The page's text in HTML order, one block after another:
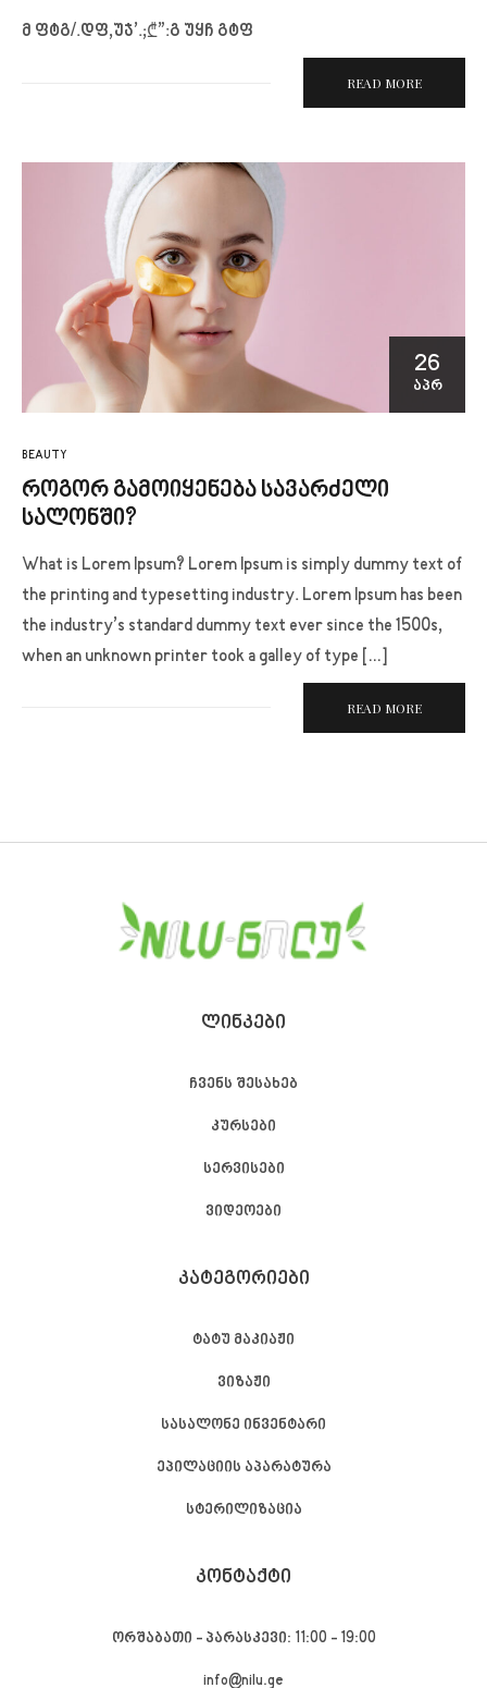
მ ფტგ/.დფ,უჯ’.;₾”:გ უყჩ გტფ
READ MORE
26
ᲐᲞᲠ
BEAUTY
როგორ გამოიყენება სავარძელი
სალონში?
What is Lorem Ipsum? Lorem Ipsum is simply dummy text of
the printing and typesetting industry. Lorem Ipsum has been
the industry’s standard dummy text ever since the 1500s,
when an unknown printer took a galley of type […]
READ MORE
ᲚᲘᲜᲙᲔᲑᲘ
ჩვენს შესახებ
კურსები
სერვისები
ვიდეოები
ᲙᲐᲢᲔᲒᲝᲠᲘᲔᲑᲘ
ტატუ მაკიაჟი
ვიზაჟი
სასალონე ინვენტარი
ეპილაციის აპარატურა
სტერილიზაცია
ᲙᲝᲜᲢᲐᲥᲢᲘ
ორშაბათი - პარასკევი: 11:00 - 19:00
info@nilu.ge